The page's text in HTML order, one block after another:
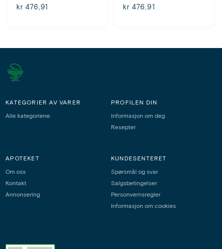
kr 476,91 kr 476,91
KATEGORIER AV VARER
Alle kategoriene
PROFILEN DIN
Informasjon om deg
Resepter
APOTEKET
Om oss
Kontakt
Annonsering
KUNDESENTERET
Spørsmål og svar
Salgsbetingelser
Personvernsregler
Informasjon om cookies